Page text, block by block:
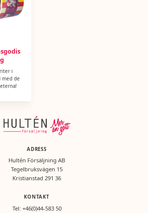
i
med de
ADRESS
Hultén Försäljning AB
Tegelbruksvägen 15
Kristianstad 291 36
KONTAKT
Tel: +46(0)44-583 50